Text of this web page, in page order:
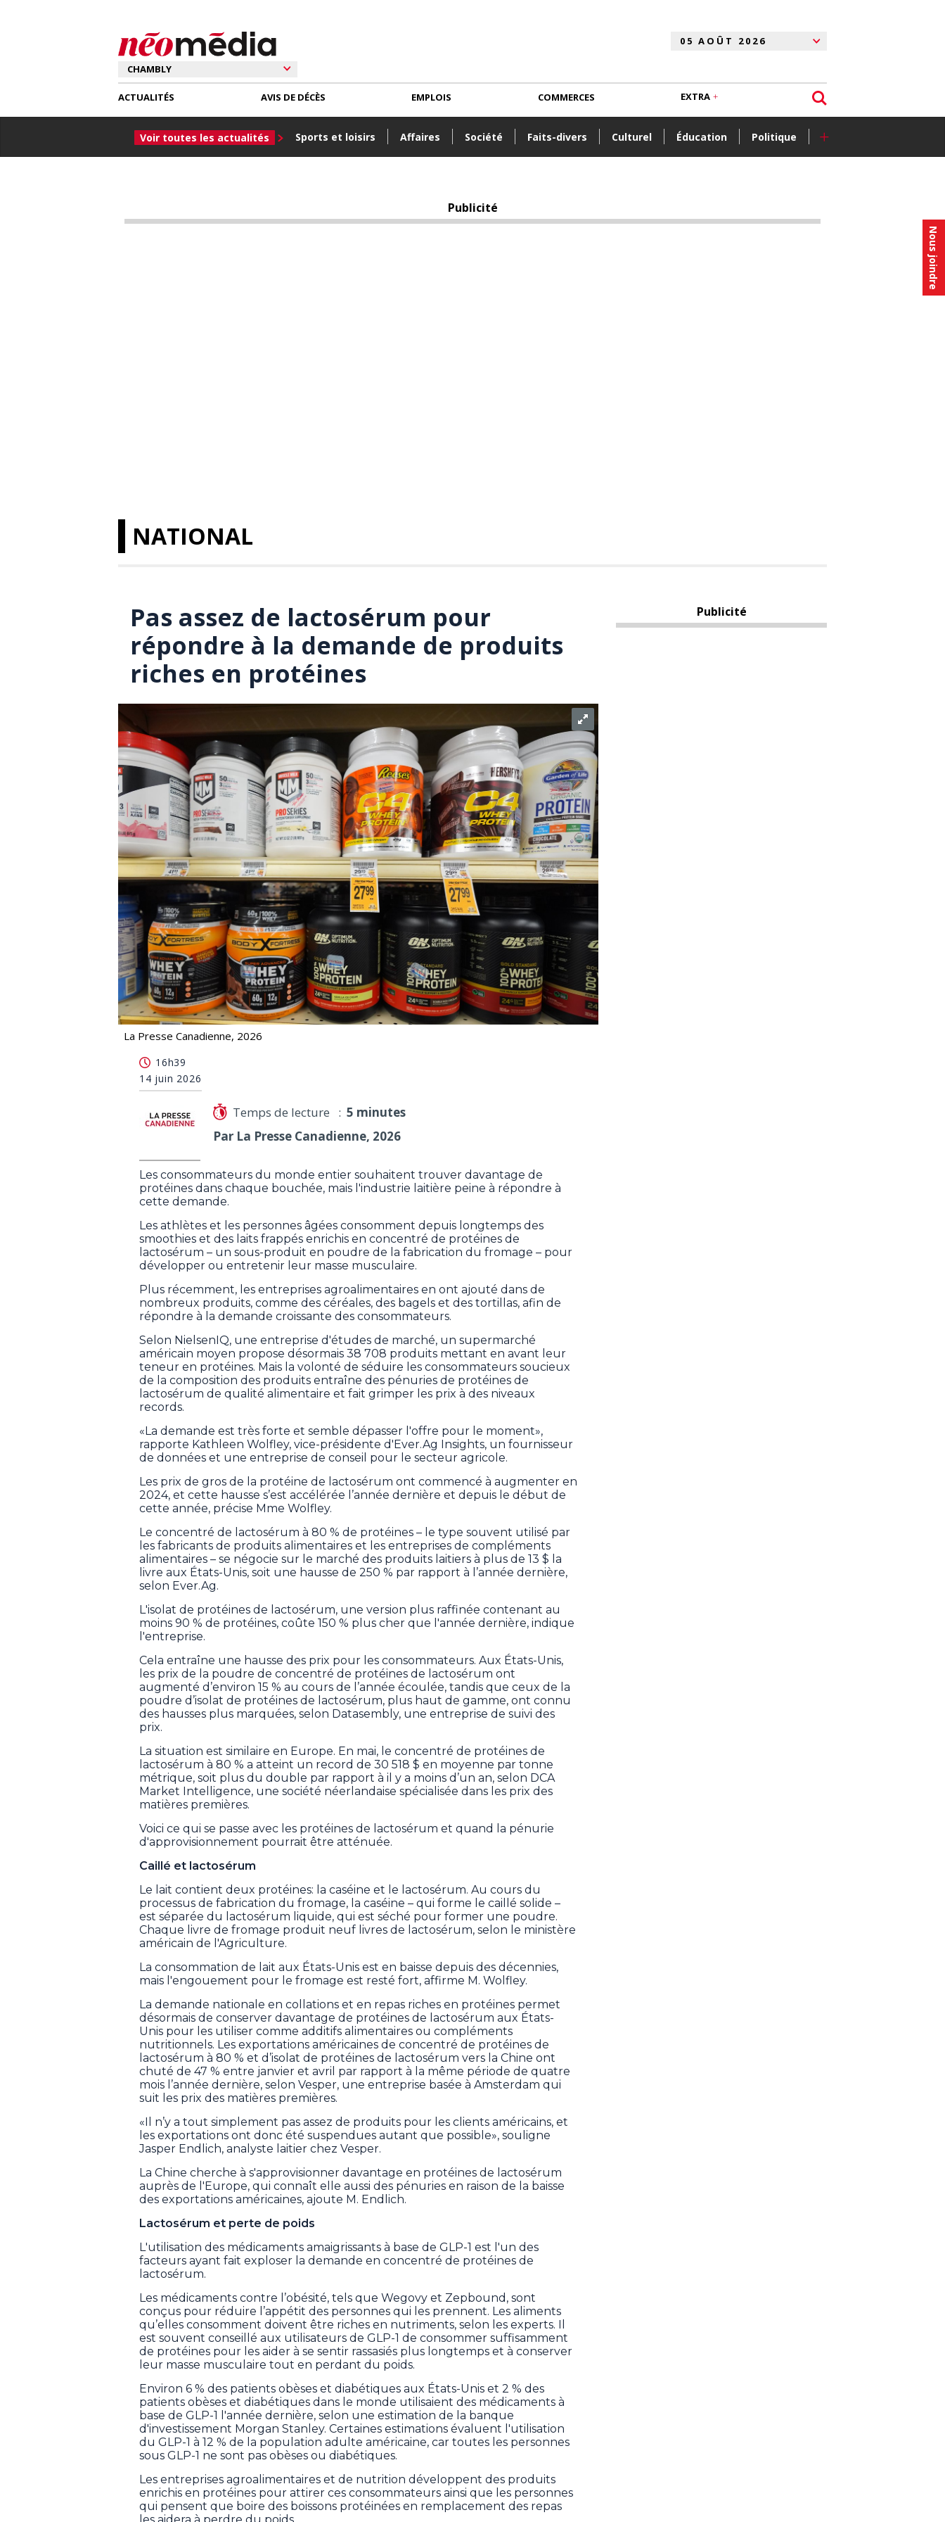
Nous joindre
ACTUALITÉS
Voir toutes les actualités Sports et loisirs Affaires Société Faits-divers Culturel Éducation Politique +
AVIS DE DÉCÈS EMPLOIS COMMERCES EXTRA
Publicité
NATIONAL
Pas assez de lactosérum pour
répondre à la demande de produits
riches en protéines
La Presse Canadienne, 2026
16h39
14 juin 2026
Temps de lecture : 5 minutes
Par La Presse Canadienne, 2026
Les consommateurs du monde entier souhaitent trouver davantage de
protéines dans chaque bouchée, mais l'industrie laitière peine à répondre à
cette demande.
Les athlètes et les personnes âgées consomment depuis longtemps des
smoothies et des laits frappés enrichis en concentré de protéines de
lactosérum – un sous-produit en poudre de la fabrication du fromage – pour
développer ou entretenir leur masse musculaire.
Plus récemment, les entreprises agroalimentaires en ont ajouté dans de
nombreux produits, comme des céréales, des bagels et des tortillas, afin de
répondre à la demande croissante des consommateurs.
Selon NielsenIQ, une entreprise d'études de marché, un supermarché
américain moyen propose désormais 38 708 produits mettant en avant leur
teneur en protéines. Mais la volonté de séduire les consommateurs soucieux
de la composition des produits entraîne des pénuries de protéines de
lactosérum de qualité alimentaire et fait grimper les prix à des niveaux
records.
«La demande est très forte et semble dépasser l'offre pour le moment»,
rapporte Kathleen Wolfley, vice-présidente d'Ever.Ag Insights, un fournisseur
de données et une entreprise de conseil pour le secteur agricole.
Les prix de gros de la protéine de lactosérum ont commencé à augmenter en
2024, et cette hausse s’est accélérée l’année dernière et depuis le début de
cette année, précise Mme Wolfley.
Le concentré de lactosérum à 80 % de protéines – le type souvent utilisé par
les fabricants de produits alimentaires et les entreprises de compléments
alimentaires – se négocie sur le marché des produits laitiers à plus de 13 $ la
livre aux États-Unis, soit une hausse de 250 % par rapport à l’année dernière,
selon Ever.Ag.
L'isolat de protéines de lactosérum, une version plus raffinée contenant au
moins 90 % de protéines, coûte 150 % plus cher que l'année dernière, indique
l'entreprise.
Cela entraîne une hausse des prix pour les consommateurs. Aux États-Unis,
les prix de la poudre de concentré de protéines de lactosérum ont
augmenté d’environ 15 % au cours de l’année écoulée, tandis que ceux de la
poudre d’isolat de protéines de lactosérum, plus haut de gamme, ont connu
des hausses plus marquées, selon Datasembly, une entreprise de suivi des
prix.
La situation est similaire en Europe. En mai, le concentré de protéines de
lactosérum à 80 % a atteint un record de 30 518 $ en moyenne par tonne
métrique, soit plus du double par rapport à il y a moins d’un an, selon DCA
Market Intelligence, une société néerlandaise spécialisée dans les prix des
matières premières.
Voici ce qui se passe avec les protéines de lactosérum et quand la pénurie
d'approvisionnement pourrait être atténuée.
Caillé et lactosérum
Le lait contient deux protéines: la caséine et le lactosérum. Au cours du
processus de fabrication du fromage, la caséine – qui forme le caillé solide –
est séparée du lactosérum liquide, qui est séché pour former une poudre.
Chaque livre de fromage produit neuf livres de lactosérum, selon le ministère
américain de l'Agriculture.
La consommation de lait aux États-Unis est en baisse depuis des décennies,
mais l'engouement pour le fromage est resté fort, affirme M. Wolfley.
La demande nationale en collations et en repas riches en protéines permet
désormais de conserver davantage de protéines de lactosérum aux États-
Unis pour les utiliser comme additifs alimentaires ou compléments
nutritionnels. Les exportations américaines de concentré de protéines de
lactosérum à 80 % et d’isolat de protéines de lactosérum vers la Chine ont
chuté de 47 % entre janvier et avril par rapport à la même période de quatre
mois l’année dernière, selon Vesper, une entreprise basée à Amsterdam qui
suit les prix des matières premières.
«Il n’y a tout simplement pas assez de produits pour les clients américains, et
les exportations ont donc été suspendues autant que possible», souligne
Jasper Endlich, analyste laitier chez Vesper.
La Chine cherche à s'approvisionner davantage en protéines de lactosérum
auprès de l'Europe, qui connaît elle aussi des pénuries en raison de la baisse
des exportations américaines, ajoute M. Endlich.
Lactosérum et perte de poids
L'utilisation des médicaments amaigrissants à base de GLP-1 est l'un des
facteurs ayant fait exploser la demande en concentré de protéines de
lactosérum.
Les médicaments contre l’obésité, tels que Wegovy et Zepbound, sont
conçus pour réduire l’appétit des personnes qui les prennent. Les aliments
qu’elles consomment doivent être riches en nutriments, selon les experts. Il
est souvent conseillé aux utilisateurs de GLP-1 de consommer suffisamment
de protéines pour les aider à se sentir rassasiés plus longtemps et à conserver
leur masse musculaire tout en perdant du poids.
Environ 6 % des patients obèses et diabétiques aux États-Unis et 2 % des
patients obèses et diabétiques dans le monde utilisaient des médicaments à
base de GLP-1 l'année dernière, selon une estimation de la banque
d'investissement Morgan Stanley. Certaines estimations évaluent l'utilisation
du GLP-1 à 12 % de la population adulte américaine, car toutes les personnes
sous GLP-1 ne sont pas obèses ou diabétiques.
Les entreprises agroalimentaires et de nutrition développent des produits
enrichis en protéines pour attirer ces consommateurs ainsi que les personnes
qui pensent que boire des boissons protéinées en remplacement des repas
les aidera à perdre du poids.
Publicité